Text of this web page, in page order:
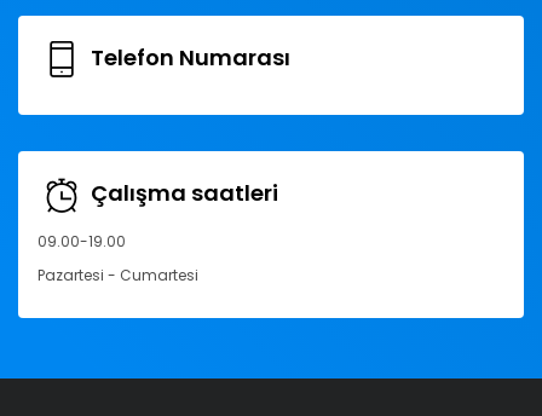
Telefon Numarası
Çalışma saatleri
09.00-19.00
Pazartesi - Cumartesi